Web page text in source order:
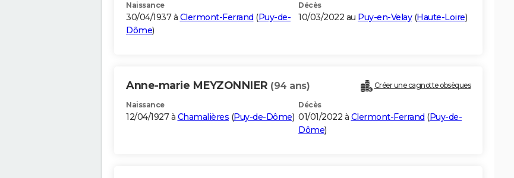
Naissance
30/04/1937 à Clermont-Ferrand (Puy-de-
Dôme)
Décès
10/03/2022 au Puy-en-Velay(Haute-Loire)
Anne-marie MEYZONNIER (94 ans) Créer une cagnotte obsèques
Naissance
12/04/1927 à Chamalières (Puy-de-Dôme)
Décès
01/01/2022 à Clermont-Ferrand (Puy-de-
Dôme)